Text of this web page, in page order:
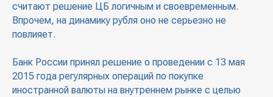
считают решение ЦБ логичным и своевременным.
Впрочем, на динамику рубля оно не серьезно не
повлияет.
Банк России принял решение о проведении с 13 мая
2015 года регулярных операций по покупке
иностранной валюты на внутреннем рынке с целью